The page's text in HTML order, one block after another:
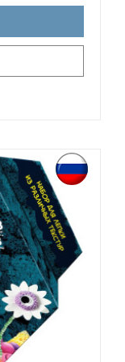
Как играть:Из
сможет
-
qr-code
ин..